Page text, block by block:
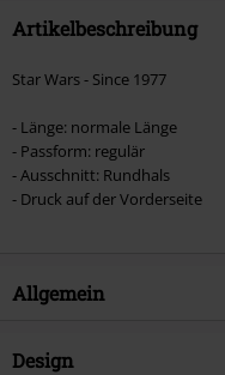
Artikelbeschreibung
Star Wars - Since 1977
- Länge: normale Länge
- Passform: regulär
- Ausschnitt: Rundhals
- Druck auf der Vorderseite
Allgemein
Artikelnummer:
Design